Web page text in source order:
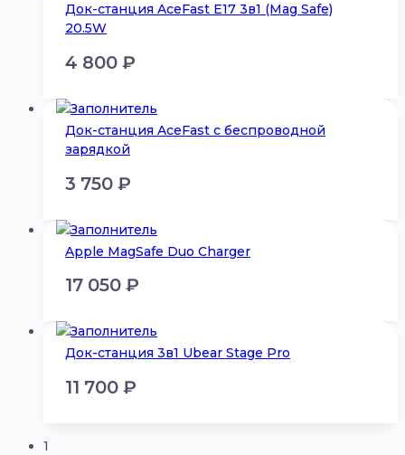
Док-станция AceFast E17 3в1 (Mag Safe)
20.5W
4 800 ₽
Док-станция AceFast с беспроводной
зарядкой
3 750 ₽
Apple MagSafe Duo Charger
17 050 ₽
Док-станция 3в1 Ubear Stage Pro
11 700 ₽
1